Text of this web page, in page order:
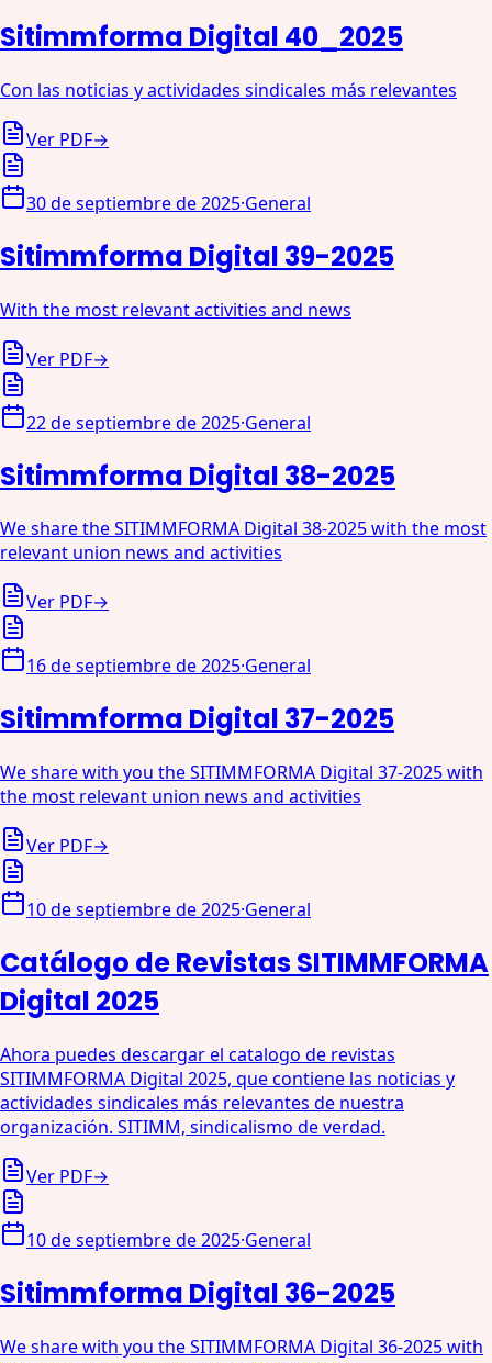
Sitimmforma Digital 40_2025
Con las noticias y actividades sindicales más relevantes
Ver PDF→
30 de septiembre de 2025·General
Sitimmforma Digital 39-2025
With the most relevant activities and news
Ver PDF→
22 de septiembre de 2025·General
Sitimmforma Digital 38-2025
We share the SITIMMFORMA Digital 38-2025 with the most
relevant union news and activities
Ver PDF→
16 de septiembre de 2025·General
Sitimmforma Digital 37-2025
We share with you the SITIMMFORMA Digital 37-2025 with
the most relevant union news and activities
Ver PDF→
10 de septiembre de 2025·General
Catálogo de Revistas SITIMMFORMA
Digital 2025
Ahora puedes descargar el catalogo de revistas
SITIMMFORMA Digital 2025, que contiene las noticias y
actividades sindicales más relevantes de nuestra
organización. SITIMM, sindicalismo de verdad.
Ver PDF→
10 de septiembre de 2025·General
Sitimmforma Digital 36-2025
We share with you the SITIMMFORMA Digital 36-2025 with